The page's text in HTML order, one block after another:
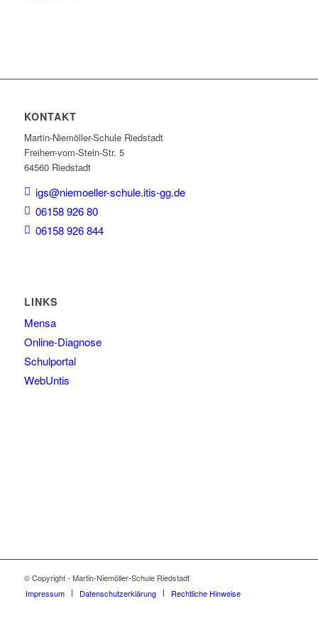
KONTAKT
Martin-Niemöller-Schule Riedstadt
Freiherr-vom-Stein-Str. 5
64560 Riedstadt
igs@niemoeller-schule.itis-gg.de
06158 926 80
06158 926 844
LINKS
Mensa
Online-Diagnose
Schulportal
WebUntis
© Copyright - Martin-Niemöller-Schule Riedstadt
Impressum
Datenschutzerklärung Rechtliche Hinweise